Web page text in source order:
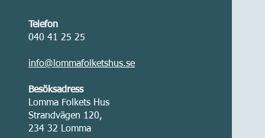
Telefon
040 41 25 25
info@lommafolketshus.se
Besöksadress
Lomma Folkets Hus
Strandvägen 120,
234 32 Lomma